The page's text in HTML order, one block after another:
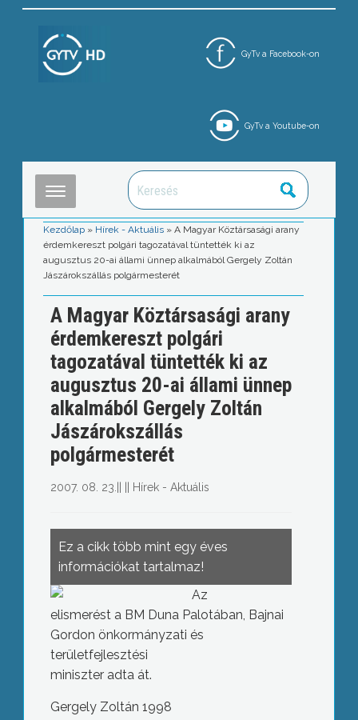
GyTv a Facebook-on
GyTv a Youtube-on
Kezdőlap » Hírek - Aktuális »A Magyar Köztársasági arany
érdemkereszt polgári tagozatával tüntették ki az
augusztus 20-ai állami ünnep alkalmából Gergely Zoltán
Jászárokszállás polgármesterét
A Magyar Köztársasági arany
érdemkereszt polgári
tagozatával tüntették ki az
augusztus 20-ai állami ünnep
alkalmából Gergely Zoltán
Jászárokszállás
polgármesterét
2007. 08. 23. Hírek - Aktuális
Ez a cikk több mint egy éves
információkat tartalmaz!
Az
elismerést a BM Duna Palotában, Bajnai
Gordon önkormányzati és
területfejlesztési
miniszter adta át.
Gergely Zoltán 1998